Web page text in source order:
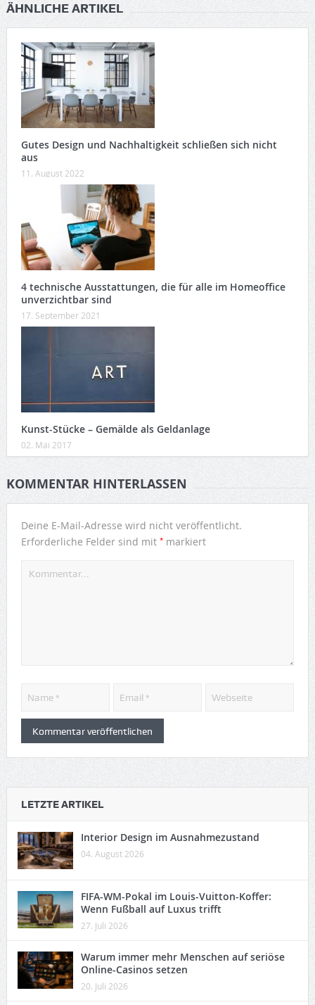
ÄHNLICHE ARTIKEL
Gutes Design und Nachhaltigkeit schließen sich nicht
aus
11. August 2022
4 technische Ausstattungen, die für alle im Homeoffice
unverzichtbar sind
17. September 2021
Kunst-Stücke – Gemälde als Geldanlage
02. Mai 2017
KOMMENTAR HINTERLASSEN
Deine E-Mail-Adresse wird nicht veröffentlicht.
Erforderliche Felder sind mit *markiert
LETZTE ARTIKEL
Interior Design im Ausnahmezustand
04. August 2026
FIFA-WM-Pokal im Louis-Vuitton-Koffer:
Wenn Fußball auf Luxus trifft
27. Juli 2026
Warum immer mehr Menschen auf seriöse
Online-Casinos setzen
20. Juli 2026